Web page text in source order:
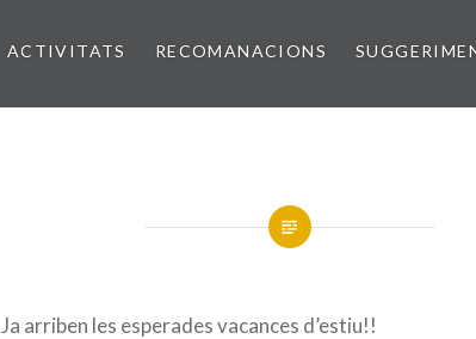
ACTIVITATS RECOMANACIONS
Ja arriben les esperades vacances d’estiu!!